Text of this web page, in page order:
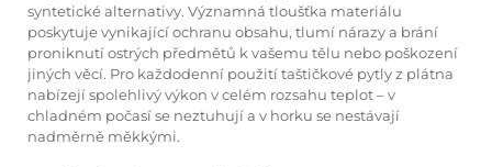
syntetické alternativy. Významná tloušťka materiálu
poskytuje vynikající ochranu obsahu, tlumí nárazy a brání
proniknutí ostrých předmětů k vašemu tělu nebo poškození
jiných věcí. Pro každodenní použití taštičkové pytly z plátna
nabízejí spolehlivý výkon v celém rozsahu teplot – v
chladném počasí se neztuhují a v horku se nestávají
nadměrně měkkými.